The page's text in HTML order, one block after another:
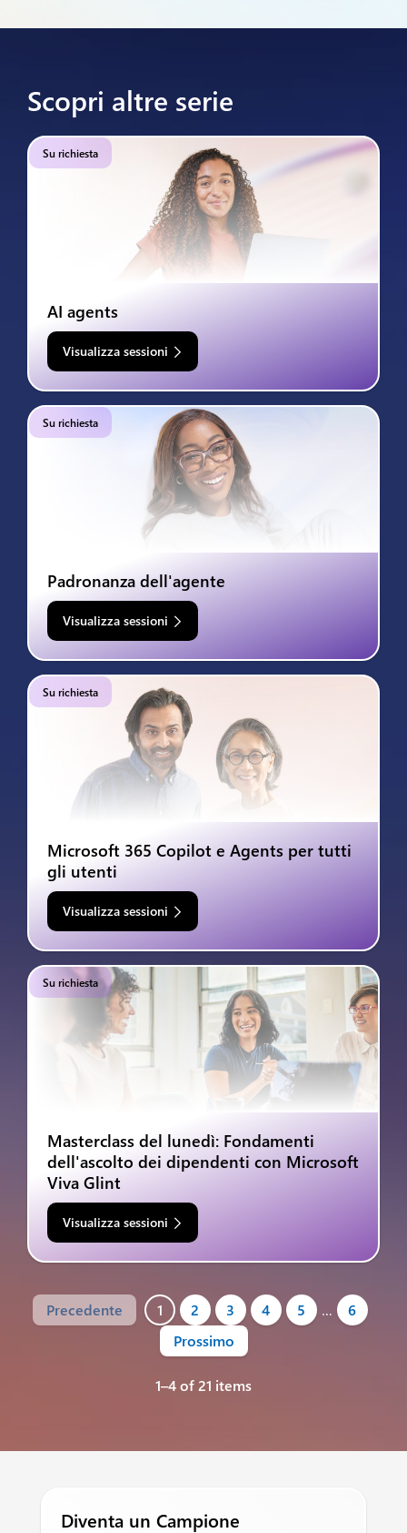
Scopri altre serie
Su richiesta
AI agents
Visualizza sessioni
Su richiesta
Padronanza dell'agente
Visualizza sessioni
Su richiesta
Microsoft 365 Copilot e Agents per tutti
gli utenti
Visualizza sessioni
Su richiesta
Masterclass del lunedì: Fondamenti
dell'ascolto dei dipendenti con Microsoft
Viva Glint
Visualizza sessioni
Precedente 1 2 3 4 5 …
6
Prossimo
1–4 of 21 items
Diventa un Campione